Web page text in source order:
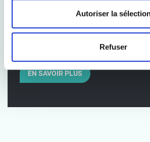
Autoriser la
Refuser
responsabilité sociale et la
comment gérer les risques ESG et
EN SAVOIR PLUS